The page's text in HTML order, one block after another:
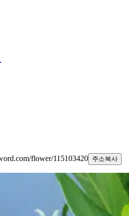
flower/115103420 주소복사